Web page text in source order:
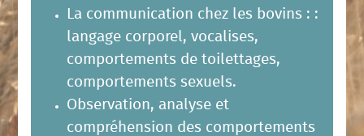
La communication chez les bovins : :
langage corporel, vocalises,
comportements de toilettages,
comportements sexuels.
Observation, analyse et
compréhension des comportements